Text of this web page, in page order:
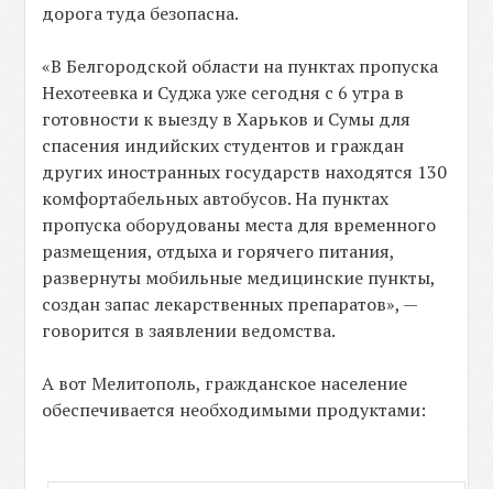
дорога туда безопасна.
«В Белгородской области на пунктах пропуска
Нехотеевка и Суджа уже сегодня с 6 утра в
готовности к выезду в Харьков и Сумы для
спасения индийских студентов и граждан
других иностранных государств находятся 130
комфортабельных автобусов. На пунктах
пропуска оборудованы места для временного
размещения, отдыха и горячего питания,
развернуты мобильные медицинские пункты,
создан запас лекарственных препаратов», —
говорится в заявлении ведомства.
А вот Мелитополь, гражданское население
обеспечивается необходимыми продуктами: